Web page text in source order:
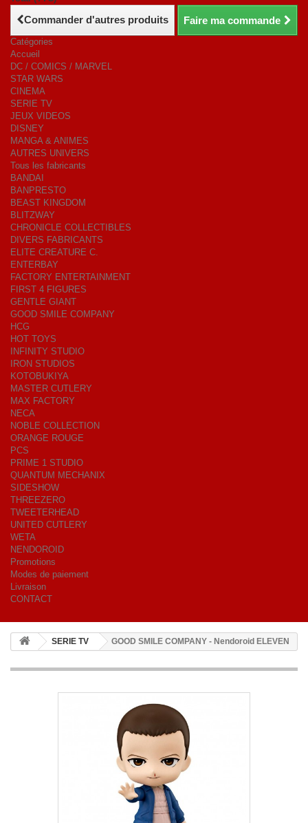
Commander d'autres produits Faire ma commande
Catégories
Accueil
DC / COMICS / MARVEL
STAR WARS
CINEMA
SERIE TV
JEUX VIDEOS
DISNEY
MANGA & ANIMES
AUTRES UNIVERS
Tous les fabricants
BANDAI
BANPRESTO
BEAST KINGDOM
BLITZWAY
CHRONICLE COLLECTIBLES
DIVERS FABRICANTS
ELITE CREATURE C.
ENTERBAY
FACTORY ENTERTAINMENT
FIRST 4 FIGURES
GENTLE GIANT
GOOD SMILE COMPANY
HCG
HOT TOYS
INFINITY STUDIO
IRON STUDIOS
KOTOBUKIYA
MASTER CUTLERY
MAX FACTORY
NECA
NOBLE COLLECTION
ORANGE ROUGE
PCS
PRIME 1 STUDIO
QUANTUM MECHANIX
SIDESHOW
THREEZERO
TWEETERHEAD
UNITED CUTLERY
WETA
NENDOROID
Promotions
Modes de paiement
Livraison
CONTACT
SERIE TV GOOD SMILE COMPANY - Nendoroid ELEVEN